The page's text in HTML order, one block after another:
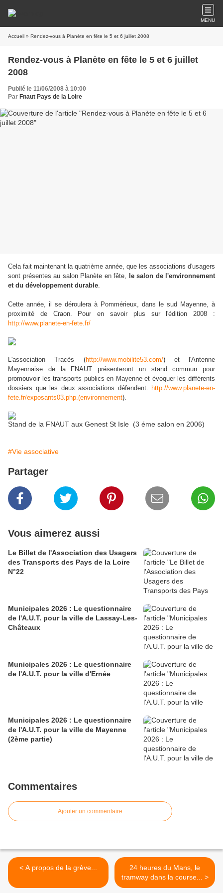
MENU
Accueil » Rendez-vous à Planète en fête le 5 et 6 juillet 2008
Rendez-vous à Planète en fête le 5 et 6 juillet
2008
Publié le 11/06/2008 à 10:00
Par Fnaut Pays de la Loire
Cela fait maintenant la quatrième année, que les associations d'usagers
sont présentes au salon Planète en fête,
le salon de l'environnement
et du développement durable.
Cette année, il se déroulera à Pommérieux, dans le sud Mayenne, à
proximité de Craon. Pour en savoir plus sur l'édition 2008 :
http://www.planete-en-fete.fr/
L'association Tracès (http://www.mobilite53.com/) et l'Antenne
Mayennaise de la FNAUT présenteront un stand commun pour
promouvoir les transports publics en Mayenne et évoquer les différents
dossiers que les deux associations défendent. http://www.planete-en-
fete.fr/exposants03.php.(environnement).
Stand de la FNAUT aux Genest St Isle (3 éme salon en 2006)
#Vie associative
Partager
Vous aimerez aussi
Le Billet de l'Association des Usagers
des Transports des Pays de la Loire
N°22
Municipales 2026 : Le questionnaire
de l'A.U.T. pour la ville de Lassay-Les-
Châteaux
Municipales 2026 : Le questionnaire
de l'A.U.T. pour la ville d'Ernée
Municipales 2026 : Le questionnaire
de l'A.U.T. pour la ville de Mayenne
(2ème partie)
Commentaires
Ajouter un commentaire
< A propos de la grève...
24 heures du Mans, le
tramway dans la course... >